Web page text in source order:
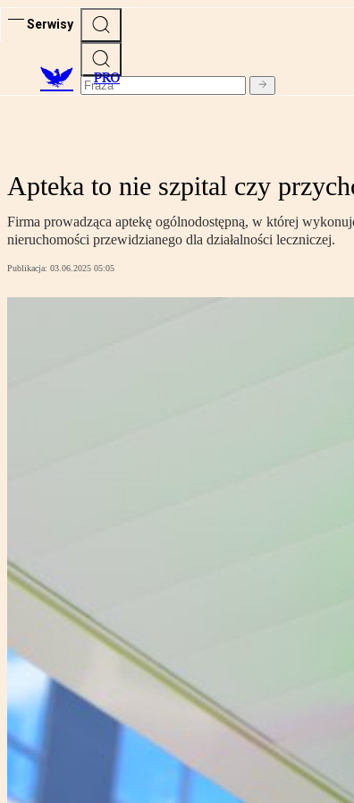
Serwisy
PRO
Apteka to nie szpital czy
Firma prowadząca aptekę ogólnodostępną, w której
nieruchomości przewidzianego dla działalności leczniczej.
Publikacja: 03.06.2025 05:05